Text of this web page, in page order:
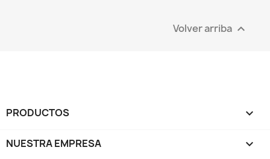
Volver arriba 
PRODUCTOS 
NUESTRA EMPRESA 